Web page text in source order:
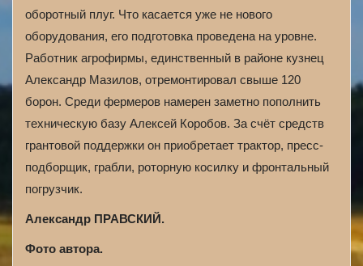
оборотный плуг. Что касается уже не нового
оборудования, его подготовка проведена на уровне.
Работник агрофирмы, единственный в районе кузнец
Александр Мазилов, отремонтировал свыше 120
борон. Среди фермеров намерен заметно пополнить
техническую базу Алексей Коробов. За счёт средств
грантовой поддержки он приобретает трактор, пресс-
подборщик, грабли, роторную косилку и фронтальный
погрузчик.
Александр ПРАВСКИЙ.
Фото автора.